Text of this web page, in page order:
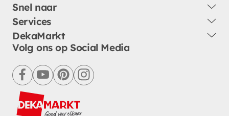
Snel naar
Services
DekaMarkt
Volg ons op Social Media
facebookyoutubepinterestinstagram